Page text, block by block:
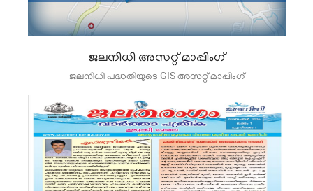
ജലനിധി അസറ്റ് മാപ്പിംഗ്
ജലനിധി പദ്ധതിയുടെ GIS അസറ്റ് മാപ്പിംഗ്